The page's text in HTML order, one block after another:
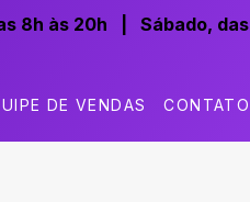
8h às 20h |Sábado, das
DE VENDAS CONTATO